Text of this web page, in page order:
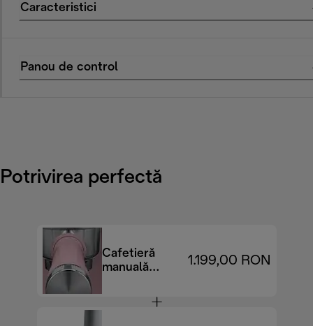
Caracteristici
Panou de control
Potrivirea perfectă
Cafetieră
manuală
EC890.PK
1.199,00 RON